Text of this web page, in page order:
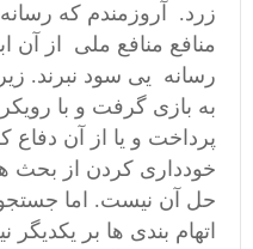
زرد. آروزمندم که
منافع منافع ملی از آن
رسانه یی سود نبرند.
به بازی گرفت و با
پرداخت و یا از آن دفاع
خودداری کردن از بحث
حل آن نیست. اما
اتهام بندی ھا بر